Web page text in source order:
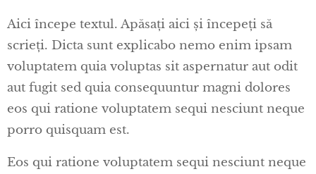
Aici începe textul. Apăsați aici și începeți să
scrieți. Dicta sunt explicabo nemo enim ipsam
voluptatem quia voluptas sit aspernatur aut odit
aut fugit sed quia consequuntur magni dolores
eos qui ratione voluptatem sequi nesciunt neque
porro quisquam est.
Eos qui ratione voluptatem sequi nesciunt neque